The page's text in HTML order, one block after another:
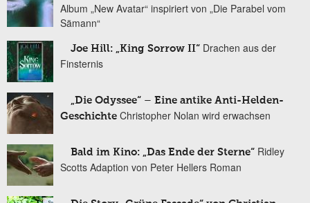
Album „New Avatar“ inspiriert von „Die Parabel vom
Sämann“
Joe Hill: „King Sorrow II“ Drachen aus der
Finsternis
„Die Odyssee“ – Eine antike Anti-Helden-
Geschichte Christopher Nolan wird erwachsen
Bald im Kino: „Das Ende der Sterne“ Ridley
Scotts Adaption von Peter Hellers Roman